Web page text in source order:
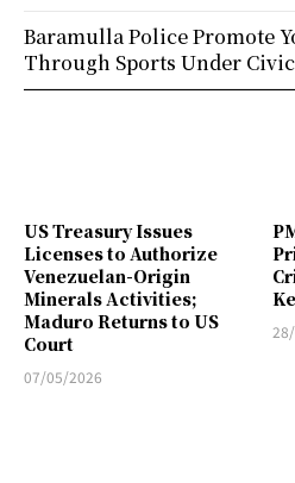
US Treasury Issues
Licenses to Authorize
Venezuelan-Origin
Minerals Activities;
Maduro Returns to US
Court
07/05/2026
Baramulla Police Promote
Through Sports Under